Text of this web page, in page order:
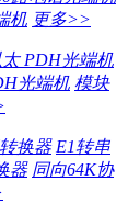
机 更多>>
PDH光端机
光端机 模块
换器 E1转串
器 同向64K协